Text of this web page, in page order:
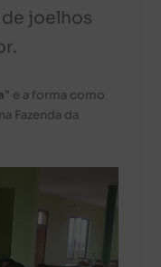
joelhos
” e a forma como
Fazenda da